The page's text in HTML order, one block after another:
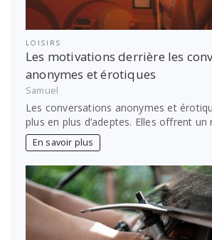
LOISIRS
Les motivations derrière les
anonymes et érotiques
Samuel
Les conversations anonymes et
plus en plus d’adeptes. Elles offrent
En savoir plus